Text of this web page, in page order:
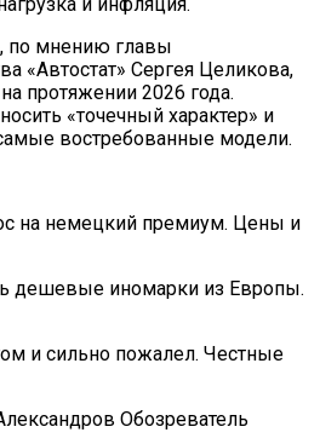
по мнению главы
«Автостат» Сергея Целикова,
протяжении 2026 года.
«точечный характер» и
востребованные модели.
на немецкий премиум. Цены и
дешевые иномарки из Европы.
и сильно пожалел. Честные
Обозреватель